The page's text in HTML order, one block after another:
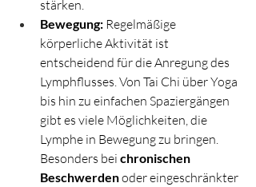
stärken.
Bewegung: Regelmäßige
körperliche Aktivität ist
entscheidend für die Anregung des
Lymphflusses. Von Tai Chi über Yoga
bis hin zu einfachen Spaziergängen
gibt es viele Möglichkeiten, die
Lymphe in Bewegung zu bringen.
Besonders bei chronischen
Beschwerden oder eingeschränkter